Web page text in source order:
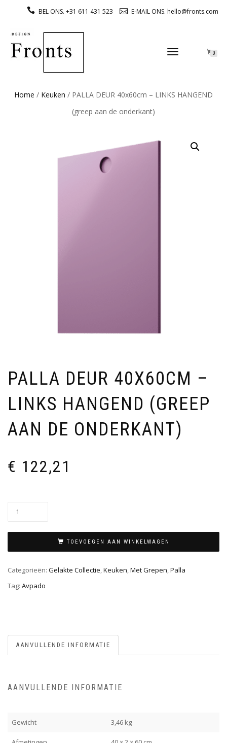
BEL ONS. +31 611 431 523 E-MAIL ONS. hello@fronts.com
TOGGLE
0
Home / Keuken / PALLA DEUR 40x60cm – LINKS HANGEND
(greep aan de onderkant)
PALLA DEUR 40X60CM –
LINKS HANGEND (GREEP
AAN DE ONDERKANT)
€ 122,21
TOEVOEGEN AAN WINKELWAGEN
Categorieën: Gelakte Collectie,Keuken,Met Grepen,Palla
Tag: Avpado
AANVULLENDE INFORMATIE
AANVULLENDE INFORMATIE
Gewicht 3,46 kg